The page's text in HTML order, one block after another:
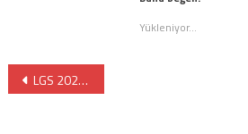
pencerede
Yükleniyor...
Yazı
LGS 2023 Yabancı Liseler En Son Giren Öğrenci Puanı ve Yüzdelik Dilimi